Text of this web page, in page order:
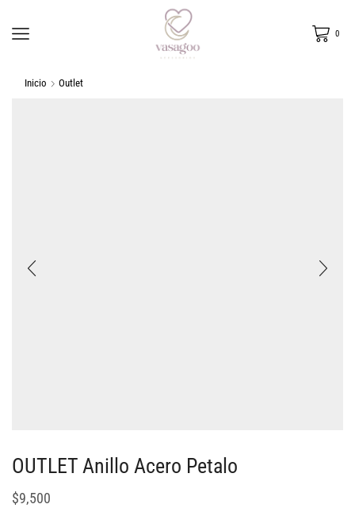
0
Inicio Outlet
OUTLET Anillo Acero Petalo
$9,500